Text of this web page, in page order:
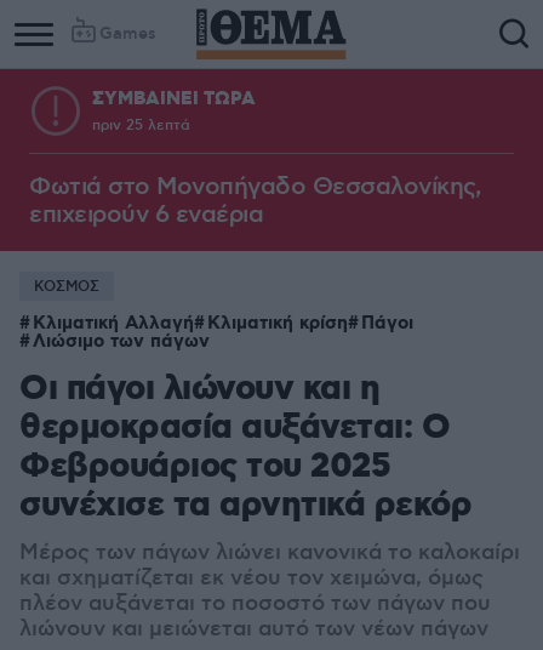
Games
ΣΥΜΒΑΙΝΕΙ ΤΩΡΑ
πριν 25 λεπτά
Φωτιά στο Μονοπήγαδο Θεσσαλονίκης,
επιχειρούν 6 εναέρια
ΚΟΣΜΟΣ
Κλιματική Αλλαγή Κλιματική κρίση Πάγοι
Λιώσιμο των πάγων
Οι πάγοι λιώνουν και η
θερμοκρασία αυξάνεται: Ο
Φεβρουάριος του 2025
συνέχισε τα αρνητικά ρεκόρ
Μέρος των πάγων λιώνει κανονικά το καλοκαίρι
και σχηματίζεται εκ νέου τον χειμώνα, όμως
πλέον αυξάνεται το ποσοστό των πάγων που
λιώνουν και μειώνεται αυτό των νέων πάγων